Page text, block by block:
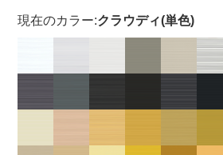
現在のカラー:クラウディ(単色)